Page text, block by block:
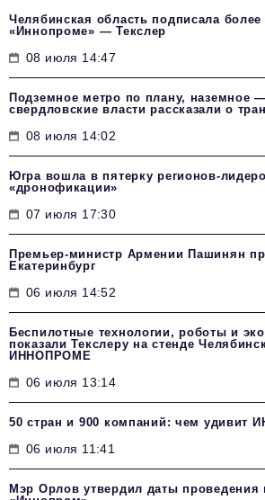
Челябинская область подписала
«Иннопроме» — Текслер
08 июля 14:47
Подземное метро по плану, наземное
свердловские власти рассказали о
08 июля 14:02
Югра вошла в пятерку регионов-
«дронофикации»
07 июля 17:30
Премьер-министр Армении Пашинян
Екатеринбург
06 июля 14:52
Беспилотные технологии, роботы и
показали Текслеру на стенде
ИННОПРОМЕ
06 июля 13:14
50 стран и 900 компаний: чем удивит
06 июля 11:41
Мэр Орлов утвердил даты проведения